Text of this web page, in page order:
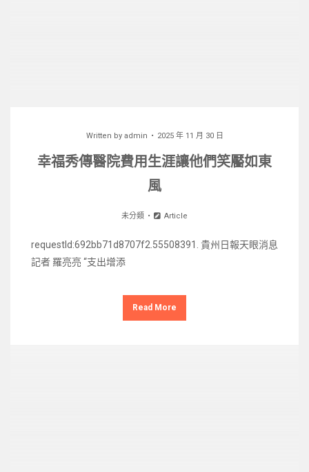
Written by admin 2025 年 11 月 30 日
幸福秀傳醫院費用生涯讓他們笑靨如東
風
未分類 Article
requestId:692bb71d8707f2.55508391. 貴州日報天眼消息
記者 羅亮亮 “支出增添
Read More